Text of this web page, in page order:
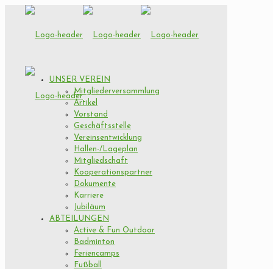
UNSER VEREIN
Mitgliederversammlung
Artikel
Vorstand
Geschäftsstelle
Vereinsentwicklung
Hallen-/Lageplan
Mitgliedschaft
Kooperationspartner
Dokumente
Karriere
Jubiläum
ABTEILUNGEN
Active & Fun Outdoor
Badminton
Feriencamps
Fußball